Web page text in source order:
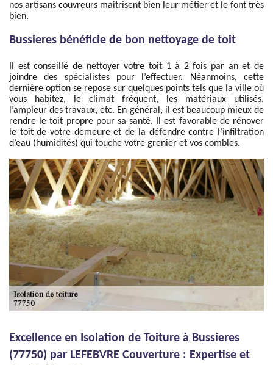
nos artisans couvreurs maitrisent bien leur métier et le font très
bien.
Bussieres bénéficie de bon nettoyage de toit
Il est conseillé de nettoyer votre toit 1 à 2 fois par an et de
joindre des spécialistes pour l’effectuer. Néanmoins, cette
dernière option se repose sur quelques points tels que la ville où
vous habitez, le climat fréquent, les matériaux utilisés,
l’ampleur des travaux, etc. En général, il est beaucoup mieux de
rendre le toit propre pour sa santé. Il est favorable de rénover
le toit de votre demeure et de la défendre contre l’infiltration
d’eau (humidités) qui touche votre grenier et vos combles.
Excellence en Isolation de Toiture à Bussieres
(77750) par LEFEBVRE Couverture : Expertise et